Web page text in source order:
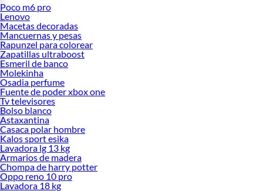
Poco m6 pro
Lenovo
Macetas decoradas
Mancuernas y pesas
Rapunzel para colorear
Zapatillas ultraboost
Esmeril de banco
Molekinha
Osadia perfume
Fuente de poder xbox one
Tv televisores
Bolso blanco
Astaxantina
Casaca polar hombre
Kalos sport esika
Lavadora lg 13 kg
Armarios de madera
Chompa de harry potter
Oppo reno 10 pro
Lavadora 18 kg